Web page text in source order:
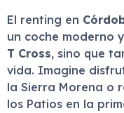
El renting en
un coche moderno
T Cross, sino que
vida. Imagine
la Sierra Morena o
los Patios en la